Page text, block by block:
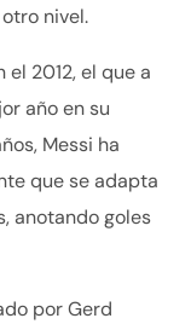
nivel.
2012, el que a
año en su
Messi ha
que se adapta
anotando goles
por Gerd